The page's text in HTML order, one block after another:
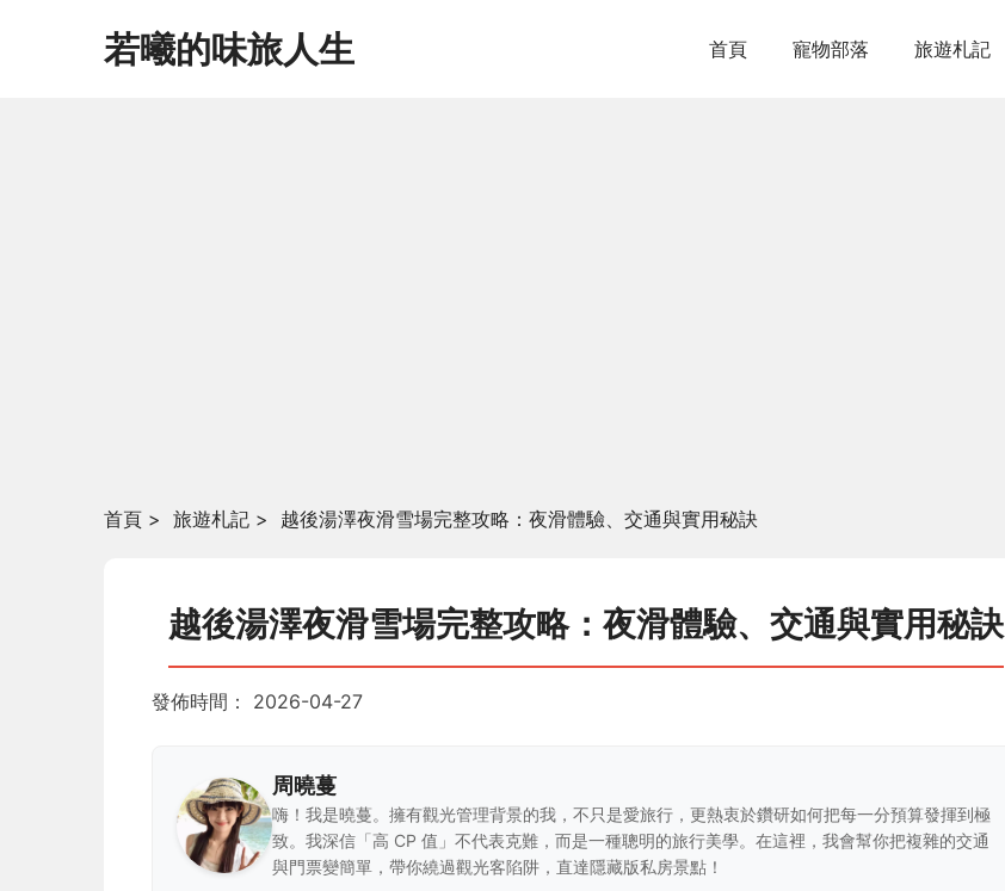
若曦的味旅人生 首頁 寵物部落 旅遊札記
首頁 > 旅遊札記 > 越後湯澤夜滑雪場完整攻略：夜滑體驗、交通與實用秘訣
越後湯澤夜滑雪場完整攻略：夜滑體驗、交通與實用秘訣
發佈時間： 2026-04-27
周曉蔓
嗨！我是曉蔓。擁有觀光管理背景的我，不只是愛旅行，更熱衷於鑽研如何把每一分預算發揮到極
致。我深信「高 CP 值」不代表克難，而是一種聰明的旅行美學。在這裡，我會幫你把複雜的交通
與門票變簡單，帶你繞過觀光客陷阱，直達隱藏版私房景點！